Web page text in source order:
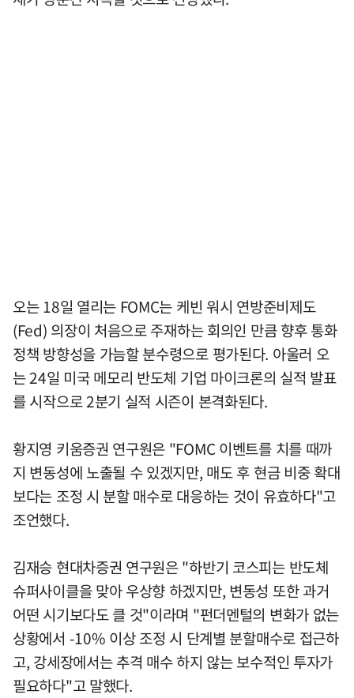
오는 18일 열리는 FOMC는 케빈 워시 연방준비제도
(Fed) 의장이 처음으로 주재하는 회의인 만큼 향후 통화
정책 방향성을 가늠할 분수령으로 평가된다. 아울러 오
는 24일 미국 메모리 반도체 기업 마이크론의 실적 발표
를 시작으로 2분기 실적 시즌이 본격화된다.
황지영 키움증권 연구원은 "FOMC 이벤트를 치를 때까
지 변동성에 노출될 수 있겠지만, 매도 후 현금 비중 확대
보다는 조정 시 분할 매수로 대응하는 것이 유효하다"고
조언했다.
김재승 현대차증권 연구원은 "하반기 코스피는 반도체
슈퍼사이클을 맞아 우상향 하겠지만, 변동성 또한 과거
어떤 시기보다도 클 것"이라며 "펀더멘털의 변화가 없는
상황에서 -10% 이상 조정 시 단계별 분할매수로 접근하
고, 강세장에서는 추격 매수 하지 않는 보수적인 투자가
필요하다"고 말했다.